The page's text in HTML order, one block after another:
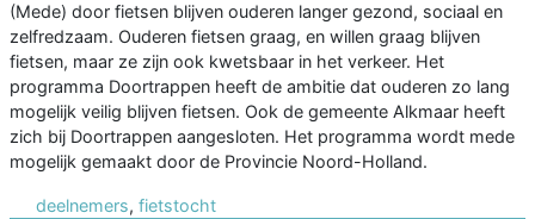
(Mede) door fietsen blijven ouderen langer gezond, sociaal en
zelfredzaam. Ouderen fietsen graag, en willen graag blijven
fietsen, maar ze zijn ook kwetsbaar in het verkeer. Het
programma Doortrappen heeft de ambitie dat ouderen zo lang
mogelijk veilig blijven fietsen. Ook de gemeente Alkmaar heeft
zich bij Doortrappen aangesloten. Het programma wordt mede
mogelijk gemaakt door de Provincie Noord-Holland.
deelnemers, fietstocht